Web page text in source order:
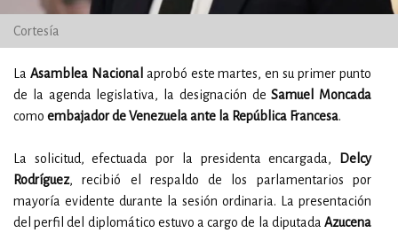
Cortesía
La Asamblea Nacional aprobó este martes, en su primer punto
de la agenda legislativa, la designación deSamuel Moncada
como embajador de Venezuela ante la República Francesa.
La solicitud, efectuada por la presidenta encargada,
Delcy
Rodríguez, recibió el respaldo de los parlamentarios por
mayoría evidente durante la sesión ordinaria. La presentación
del perfil del diplomático estuvo a cargo de la diputada Azucena